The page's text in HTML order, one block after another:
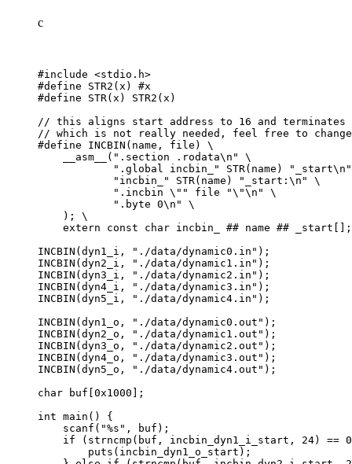
c
#include <stdio.h>
#define STR2 ( x )
#x
#define STR( x ) STR2 ( x )
// this aligns start address to 16 and
// which is not really needed, feel free to change
#define INCBIN ( name , file )
\
__asm__
( ".section .rodata\n"
\
".global incbin_"
STR( name )
"_start\n"
"incbin_"
STR( name ) "_start:\n"
\
".incbin \""
file "\"\n"
\
".byte 0\n"
\
) ;
\
extern
const char incbin_ ## name ## _start
;
INCBIN ( dyn1_i , "./data/dynamic0.in" ) ;
INCBIN ( dyn2_i , "./data/dynamic1.in" ) ;
INCBIN ( dyn3_i , "./data/dynamic2.in" ) ;
INCBIN ( dyn4_i , "./data/dynamic3.in" ) ;
INCBIN ( dyn5_i , "./data/dynamic4.in" ) ;
INCBIN ( dyn1_o , "./data/dynamic0.out" ) ;
INCBIN ( dyn2_o , "./data/dynamic1.out" ) ;
INCBIN ( dyn3_o , "./data/dynamic2.out" ) ;
INCBIN ( dyn4_o , "./data/dynamic3.out" ) ;
INCBIN ( dyn5_o , "./data/dynamic4.out" ) ;
char buf 0x1000
;
int main ( )
{
scanf ( "%s" , buf ) ;
if
( strncmp ( buf , incbin_dyn1_i_start , 24) == 0
puts ( incbin_dyn1_o_start ) ;